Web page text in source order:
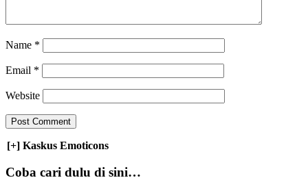
Name *
Email *
Website
[+] Kaskus Emoticons
Coba cari dulu di sini…